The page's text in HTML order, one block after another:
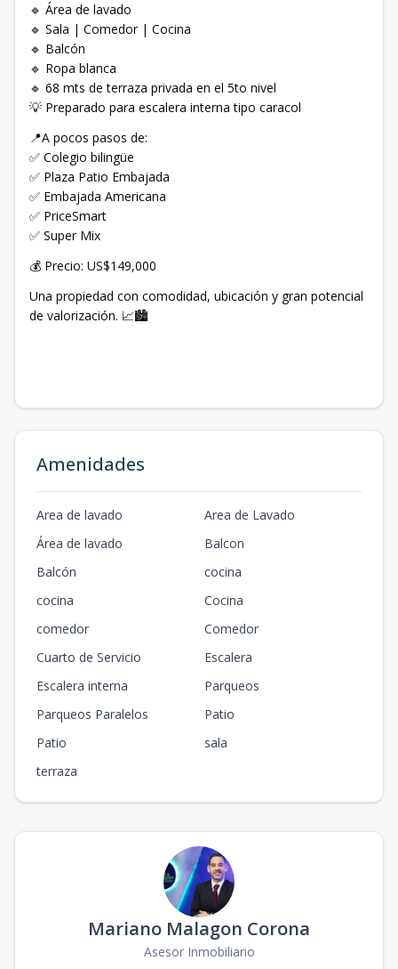
🔹 Área de lavado
🔹 Sala | Comedor | Cocina
🔹 Balcón
🔹 Ropa blanca
🔹 68 mts de terraza privada en el 5to nivel
💡 Preparado para escalera interna tipo caracol
📍A pocos pasos de:
✅ Colegio bilingüe
✅ Plaza Patio Embajada
✅ Embajada Americana
✅ PriceSmart
✅ Super Mix
💰 Precio: US$149,000
Una propiedad con comodidad, ubicación y gran potencial
de valorización. 📈🏙️
Amenidades
Area de lavado
Area de Lavado
Área de lavado
Balcon
Balcón
cocina
cocina
Cocina
comedor
Comedor
Cuarto de Servicio
Escalera
Escalera interna
Parqueos
Parqueos Paralelos
Patio
Patio
sala
terraza
Mariano Malagon Corona
Asesor Inmobiliario